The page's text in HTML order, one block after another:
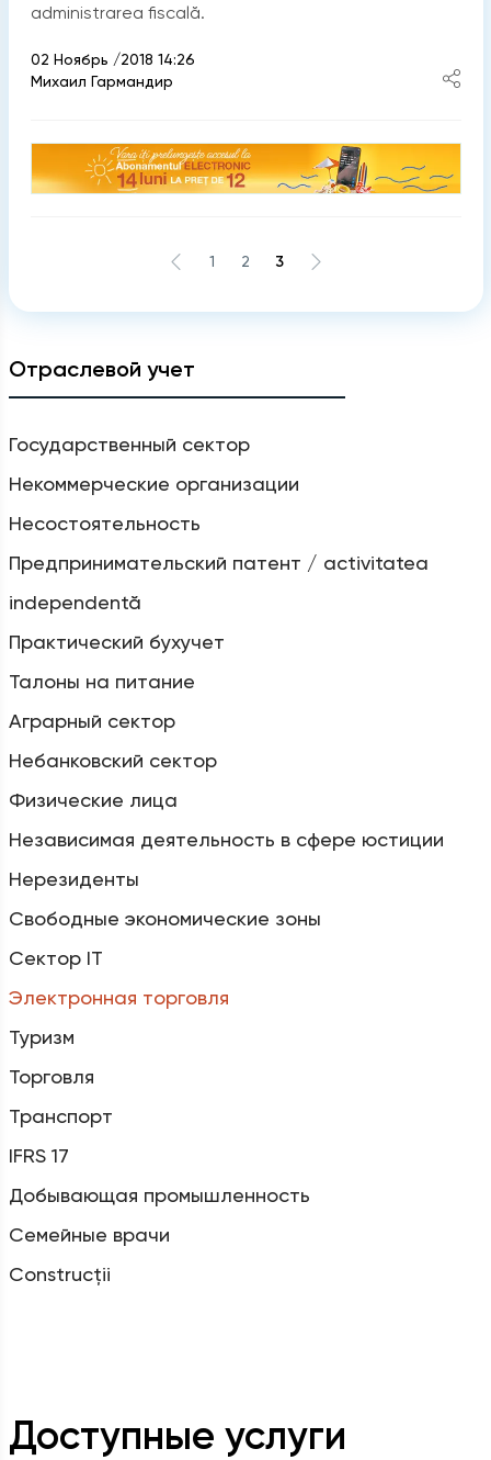
Отраслевой учет
Государственный сектор
Некоммерческие организации
Несостоятельность
Предпринимательский патент / activitatea
independentă
Практический бухучет
Талоны на питание
Аграрный сектор
Небанковский сектор
Физические лица
Независимая деятельность в сфере юстиции
Нерезиденты
Свободные экономические зоны
Сектор IT
Электронная торговля
Туризм
Торговля
Транспорт
IFRS 17
Добывающая промышленность
Семейные врачи
Construcții
Доступные услуги
administrarea fiscală.
02 Ноябрь /2018 14:26
Михаил Гармандир
1 2 3